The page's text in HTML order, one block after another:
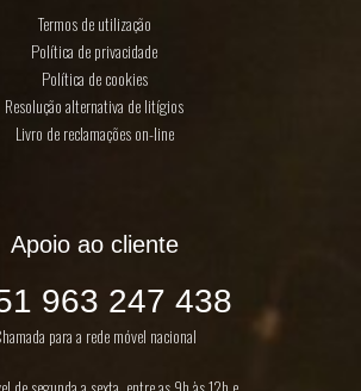
Termos de utilização
Política de privacidade
Política de cookies
Resolução alternativa de litígios
Livro de reclamações on-line
Apoio ao cliente
963 247 438
para a rede móvel nacional